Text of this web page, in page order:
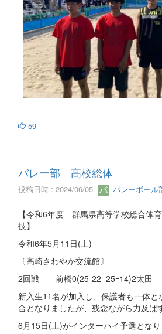
59
バレー部 高校総体
投稿日時 : 2024/06/05 バレーボール
【令和6年度 群馬県高等学校総合体
技】
令和6年5月11日(土)
〔高崎さわやか交流館〕
2回戦 前橋0(25-22 25ｰ14)2太田
新入生11名が加入し、保護者も一体
合となりましたが、残念ながら力及ば
6月15日(土)がインターハイ予選とな